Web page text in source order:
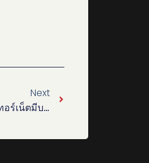
Next
ทำไมต้องจ้าง ช่างเดินสายแลน ที่บ้านเองทั้งๆที่ผู้ให้บริการอินเทอร์เน็ตมีบริการติดตั้งให้ฟรี